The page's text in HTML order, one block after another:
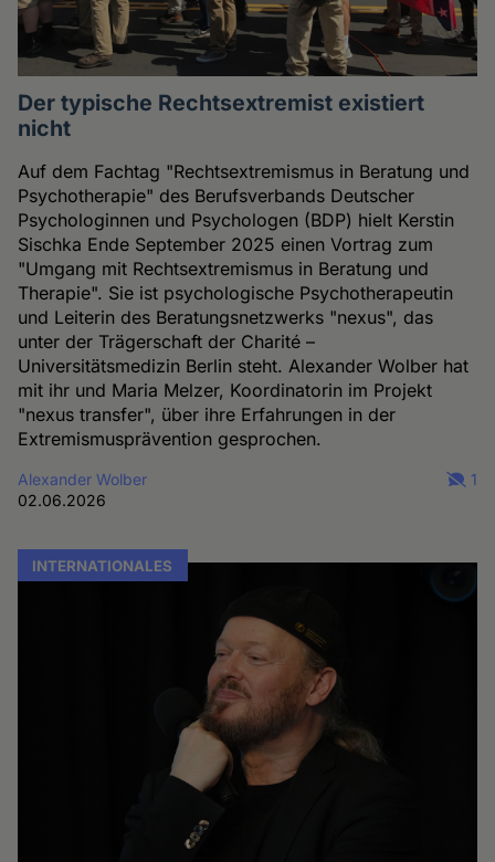
Der typische Rechtsextremist existiert
nicht
Auf dem Fachtag "Rechtsextremismus in Beratung und
Psychotherapie" des Berufsverbands Deutscher
Psychologinnen und Psychologen (BDP) hielt Kerstin
Sischka Ende September 2025 einen Vortrag zum
"Umgang mit Rechtsextremismus in Beratung und
Therapie". Sie ist psychologische Psychotherapeutin
und Leiterin des Beratungsnetzwerks "nexus", das
unter der Trägerschaft der Charité –
Universitätsmedizin Berlin steht. Alexander Wolber hat
mit ihr und Maria Melzer, Koordinatorin im Projekt
"nexus transfer", über ihre Erfahrungen in der
Extremismusprävention gesprochen.
Alexander Wolber
02.06.2026
1
INTERNATIONALES